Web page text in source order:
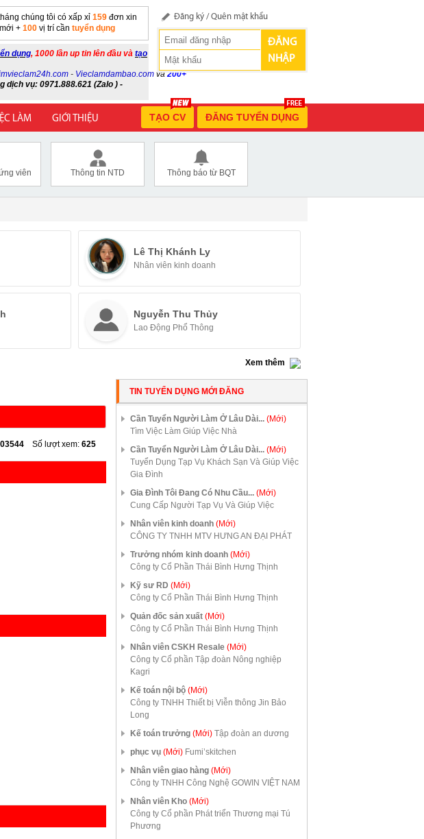
chúng tôi có xấp xỉ 159 đơn xin
+ 100 vị trí cần tuyển dụng
dụng, 1000 lần up tin lên đầu và tạo
- Vieclamdambao.com và 200+
dịch vụ: 0971.888.621 (Zalo ) -
Đăng ký /Quên mật khẩu
ĐĂNG
NHẬP
LÀM GIỚI THIỆU ĐĂNG TUYỂN DỤNG
TẠO CV
viên Thông tin NTD Thông báo từ BQT
Lê Thị Khánh Ly
Nhân viên kinh doanh
Nguyễn Thu Thủy
Lao Động Phổ Thông
Xem thêm
Số lượt xem: 625
TIN TUYỂN DỤNG MỚI ĐĂNG
Cần Tuyển Người Làm Ở Lâu Dài... (Mới)
Tìm Việc Làm Giúp Việc Nhà
Cần Tuyển Người Làm Ở Lâu Dài... (Mới)
Tuyển Dụng Tạp Vụ Khách Sạn Và Giúp Việc
Gia Đình
Gia Đình Tôi Đang Có Nhu Cầu... (Mới)
Cung Cấp Người Tạp Vụ Và Giúp Việc
Nhân viên kinh doanh (Mới)
CÔNG TY TNHH MTV HƯNG AN ĐẠI PHÁT
Trưởng nhóm kinh doanh (Mới)
Công ty Cổ Phần Thái Bình Hưng Thịnh
Kỹ sư RD (Mới)
Công ty Cổ Phần Thái Bình Hưng Thịnh
Quản đốc sản xuất (Mới)
Công ty Cổ Phần Thái Bình Hưng Thịnh
Nhân viên CSKH Resale (Mới)
Công ty Cổ phần Tập đoàn Nông nghiệp
Kagri
Kế toán nội bộ (Mới)
Công ty TNHH Thiết bị Viễn thông Jin Bảo
Long
Kế toán trưởng (Mới) Tập đoàn an dương
phục vụ (Mới) Fumi’skitchen
Nhân viên giao hàng (Mới)
Công ty TNHH Công Nghệ GOWIN VIỆT NAM
Nhân viên Kho (Mới)
Công ty Cổ phần Phát triển Thương mại Tú
Phương